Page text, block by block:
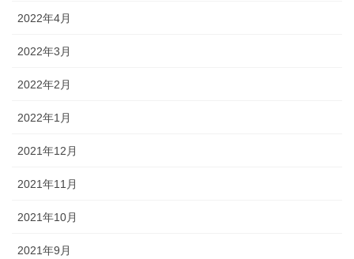
2022年4月
2022年3月
2022年2月
2022年1月
2021年12月
2021年11月
2021年10月
2021年9月